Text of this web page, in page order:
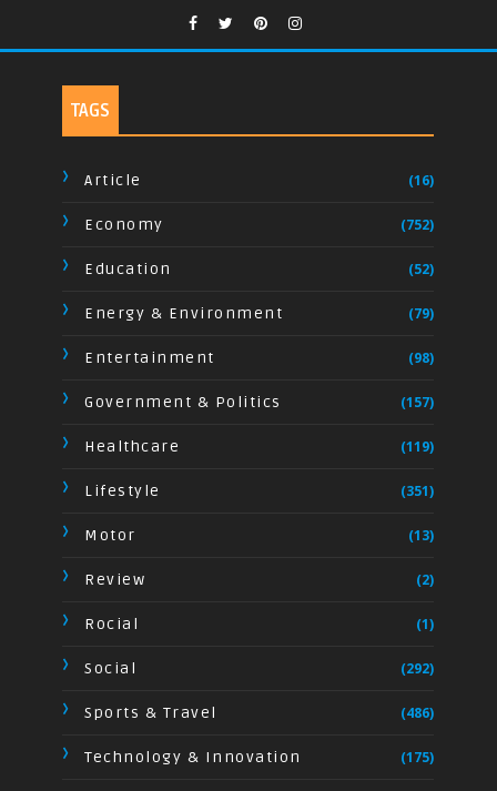
TAGS
Article (16)
Economy (752)
Education (52)
Energy & Environment (79)
Entertainment (98)
Government & Politics (157)
Healthcare (119)
Lifestyle (351)
Motor (13)
Review (2)
Rocial (1)
Social (292)
Sports & Travel (486)
Technology & Innovation (175)